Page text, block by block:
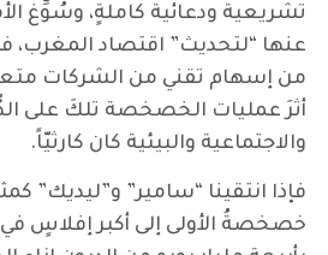
تشريعية ودعائية كاملةٍ، وسُوِّغ
عنها “لتحديث” اقتصاد المغرب،
من إسهام تقني من الشركات
أثرَ عمليات الخصخصة تلكَ على
والاجتماعية والبيئية كان كارثيّاً.
فإذا انتقينا “سامير” و”ليديك”
خصخصةُ الأولى إلى أكبر إفلاسٍ في